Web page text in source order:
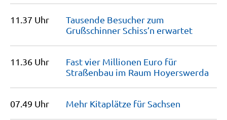
11.37 Uhr
Tausende Besucher zum
Grußschinner Schiss’n erwartet
11.36 Uhr
Fast vier Millionen Euro für
Straßenbau im Raum Hoyerswerda
07.49 Uhr Mehr Kitaplätze für Sachsen